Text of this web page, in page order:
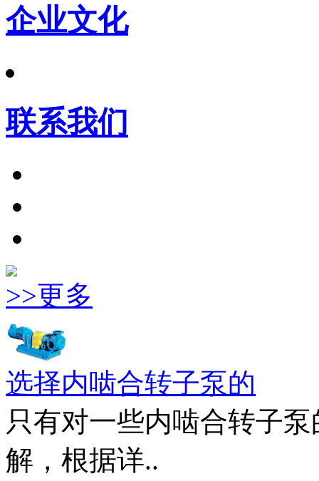
企业文化
联系我们
>>更多
选择内啮合转子泵的
只有对一些内啮合转子
解，根据详..